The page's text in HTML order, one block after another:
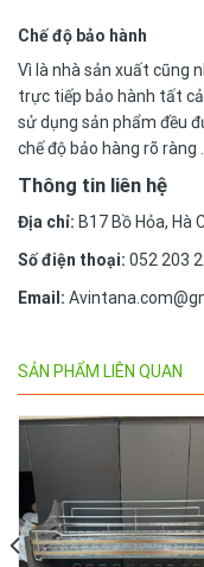
Chế độ bảo hành
Vì là nhà sản xuất cũng
trực tiếp bảo hành tất
sử dụng sản phẩm đều
chế độ bảo hàng rõ ràng .
Thông tin liên hệ
Địa chỉ: B17 Bồ Hỏa, Hà
Số điện thoại: 052 203
Email:
SẢN PHẨM LIÊN QUAN